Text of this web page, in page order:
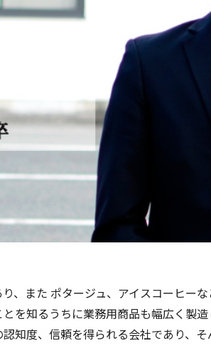
、また ポタージュ、アイスコーヒー
を知るうちに業務用商品も幅広く製
知度、信頼を得られる会社であり、